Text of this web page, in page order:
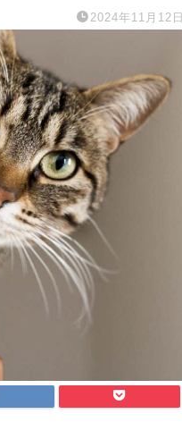
2024年11月12日